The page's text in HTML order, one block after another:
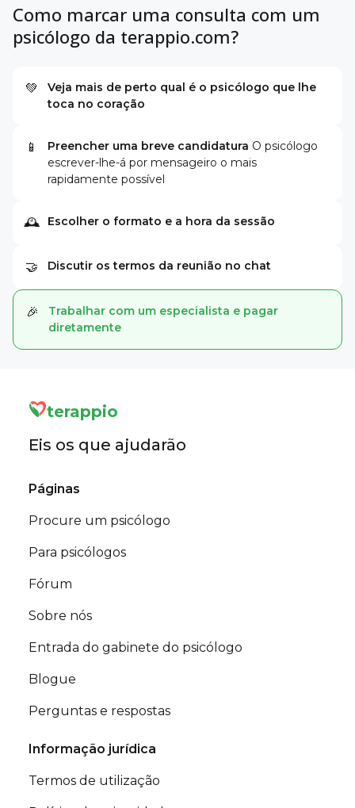
Como marcar uma consulta com um
psicólogo da terappio.com?
💚
Veja mais de perto qual é o psicólogo que lhe
toca no coração
📱 Preencher uma breve candidatura O psicólogo
escrever-lhe-á por mensageiro o mais
rapidamente possível
🕰 Escolher o formato e a hora da sessão
🤝 Discutir os termos da reunião no chat
🎉
Trabalhar com um especialista e pagar
diretamente
terappio
Eis os que ajudarão
Páginas
Procure um psicólogo
Para psicólogos
Fórum
Sobre nós
Entrada do gabinete do psicólogo
Blogue
Perguntas e respostas
Informação jurídica
Termos de utilização